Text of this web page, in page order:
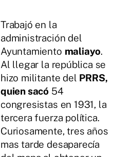
Trabajó en la
administración del
Ayuntamiento maliayo.
Al llegar la república se
hizo militante del PRRS,
quien sacó 54
congresistas en 1931, la
tercera fuerza política.
Curiosamente, tres años
mas tarde desaparecía